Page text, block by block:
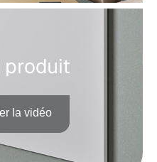
produit
la vidéo